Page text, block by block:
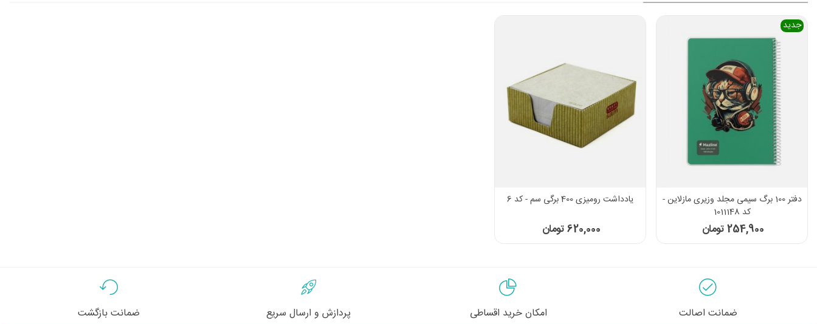
جدید
دفتر 100 برگ سیمی مجلد وزیری مازلاین -
کد 1011148
254,900 تومان
یادداشت رومیزی 400 برگی سم - کد 6
620,000 تومان
ضمانت اصالت امکان خرید اقساطی پردازش و ارسال سریع ضمانت بازگشت